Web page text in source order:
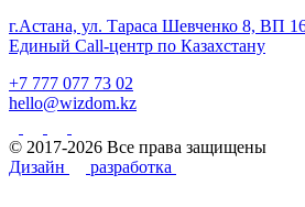
г.Астана, ул. Тараса Шевченко 8, ВП
Единый Call-центр по Казахстану
+7 777 077 73 02
hello@wizdom.kz
© 2017-2026 Все права защищены
Дизайн
разработка